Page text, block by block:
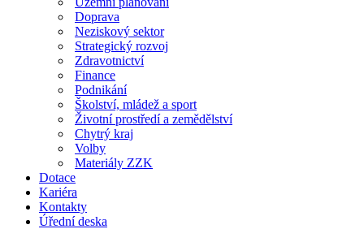
Doprava
Neziskový sektor
Strategický rozvoj
Zdravotnictví
Finance
Podnikání
Školství, mládež a sport
Životní prostředí a zemědělství
Chytrý kraj
Volby
Materiály ZZK
Dotace
Kariéra
Kontakty
Úřední deska